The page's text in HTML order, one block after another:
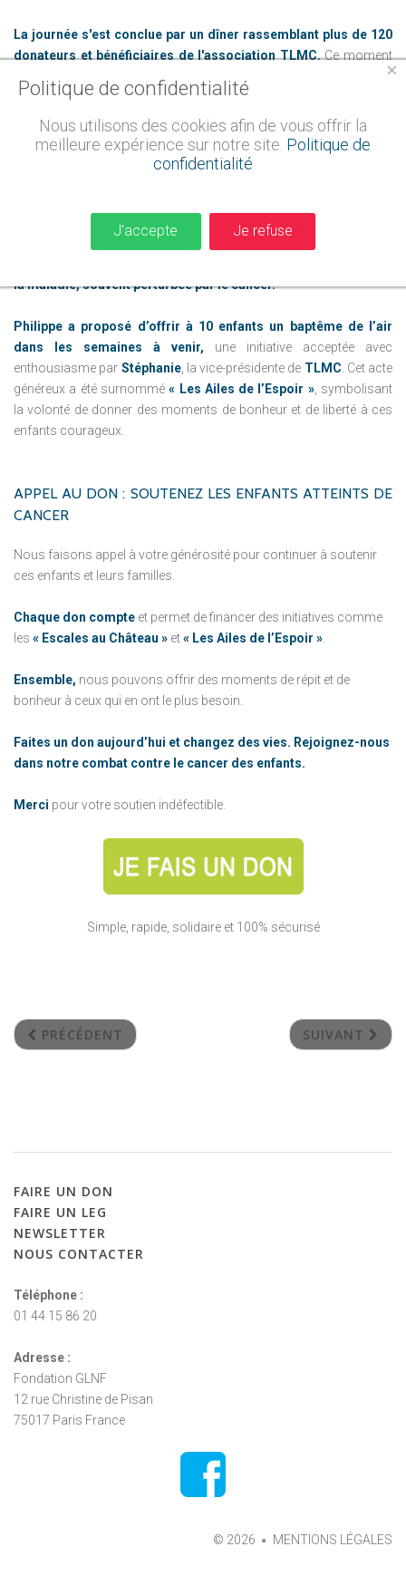
La journée s'est conclue par un dîner rassemblant plus de 120
donateurs et bénéficiaires de l'association TLMC.Ce moment
de partage a été marqué par deux annonces importantes des
organisateurs, illustrant parfaitementl’esprit de la Fondation
GLNF : rapprocher les donateurs des enfants bénéficiaires.
Parmi ces annonces, l'une des plus émouvantes a été celle de
connaît bien les épreuves que traversent les familles soutenues par
. Reconnaissant l'importance des soins et de la recherche, il
la maladie, souvent perturbée par le cancer.
Philippe a proposé d’offrir à 10 enfants un baptême de l’air
dans les semaines à venir, une initiative acceptée avec
enthousiasme par Stéphanie, la vice-présidente de TLMC. Cet acte
généreux a été surnommé« Les Ailes de l’Espoir », symbolisant
la volonté de donner des moments de bonheur et de liberté à ces
enfants courageux.
APPEL AU DON : SOUTENEZ LES ENFANTS ATTEINTS DE
CANCER
Nous faisons appel à votre générosité pour continuer à soutenir
ces enfants et leurs familles.
Chaque don compte et permet de financer des initiatives comme
les « Escales au Château » et« Les Ailes de l’Espoir ».
Ensemble, nous pouvons offrir des moments de répit et de
bonheur à ceux qui en ont le plus besoin.
Faites un don aujourd’hui et changez des vies. Rejoignez-nous
dans notre combat contre le cancer des enfants.
Merci pour votre soutien indéfectible.
Simple, rapide, solidaire et 100% sécurisé
PRÉCÉDENT SUIVANT
FAIRE UN DON
FAIRE UN LEG
NEWSLETTER
NOUS CONTACTER
Téléphone :
01 44 15 86 20
Adresse :
Fondation GLNF
12 rue Christine de Pisan
75017 Paris France
© 2026 MENTIONS LÉGALES
×
Politique de confidentialité
Nous utilisons des cookies afin de vous offrir la
meilleure expérience sur notre site. Politique de
confidentialité
J'accepte Je refuse